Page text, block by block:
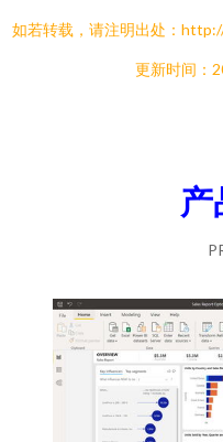
如若转载，请注明出处：
更新时间：
产